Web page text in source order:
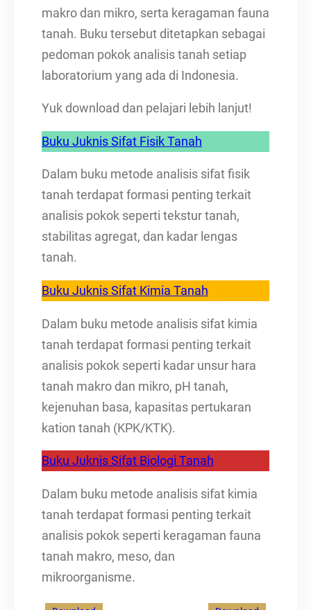
makro dan mikro, serta keragaman fauna
tanah. Buku tersebut ditetapkan sebagai
pedoman pokok analisis tanah setiap
laboratorium yang ada di Indonesia.
Yuk download dan pelajari lebih lanjut!
Buku Juknis Sifat Fisik Tanah
Dalam buku metode analisis sifat fisik
tanah terdapat formasi penting terkait
analisis pokok seperti tekstur tanah,
stabilitas agregat, dan kadar lengas
tanah.
Buku Juknis Sifat Kimia Tanah
Dalam buku metode analisis sifat kimia
tanah terdapat formasi penting terkait
analisis pokok seperti kadar unsur hara
tanah makro dan mikro, pH tanah,
kejenuhan basa, kapasitas pertukaran
kation tanah (KPK/KTK).
Buku Juknis Sifat Biologi Tanah
Dalam buku metode analisis sifat kimia
tanah terdapat formasi penting terkait
analisis pokok seperti keragaman fauna
tanah makro, meso, dan
mikroorganisme.